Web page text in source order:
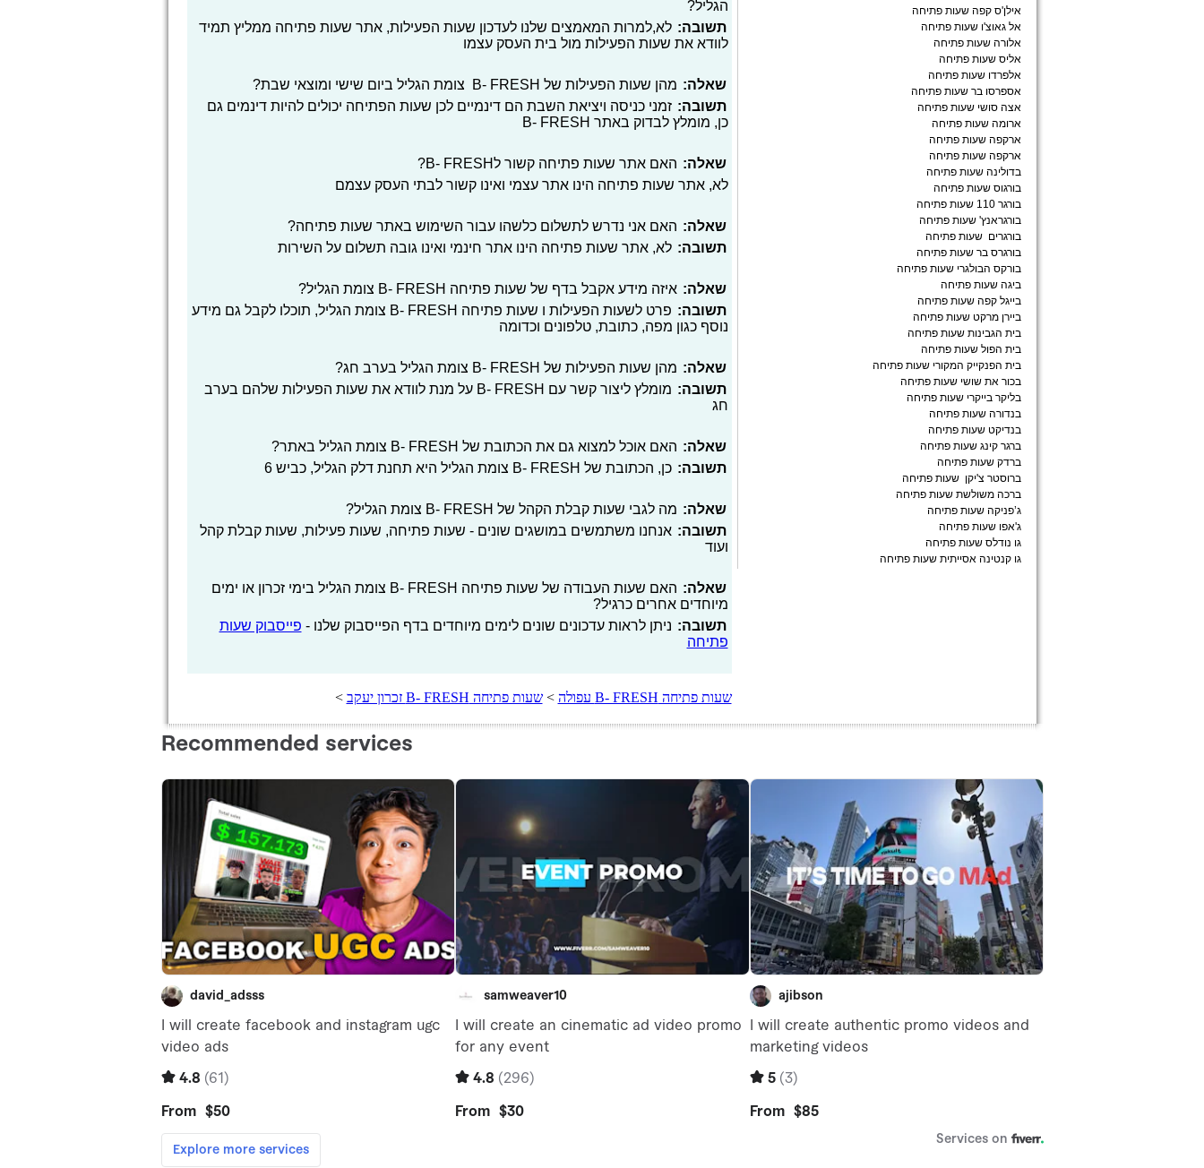
הגליל?
תשובה: לא,למרות המאמצים שלנו לעדכון שעות הפעילות, אתר שעות פתיחה ממליץ תמיד
לוודא את שעות הפעילות מול בית העסק עצמו
שאלה: מהן שעות הפעילות של B- FRESH צומת הגליל ביום שישי ומוצאי שבת?
תשובה: זמני כניסה ויציאת השבת הם דינמיים לכן שעות הפתיחה יכולים להיות דינמים גם
כן, מומלץ לבדוק באתר B- FRESH
שאלה: האם אתר שעות פתיחה קשור לB- FRESH?
לא, אתר שעות פתיחה הינו אתר עצמי ואינו קשור לבתי העסק עצמם
שאלה: האם אני נדרש לתשלום כלשהו עבור השימוש באתר שעות פתיחה?
תשובה: לא, אתר שעות פתיחה הינו אתר חינמי ואינו גובה תשלום על השירות
שאלה: איזה מידע אקבל בדף של שעות פתיחה B- FRESH צומת הגליל?
תשובה:
פרט לשעות הפעילות ו שעות פתיחה B- FRESH צומת הגליל, תוכלו לקבל גם מידע
נוסף כגון מפה, כתובת, טלפונים וכדומה
שאלה: מהן שעות הפעילות של B- FRESH צומת הגליל בערב חג?
תשובה:
מומלץ ליצור קשר עם B- FRESH על מנת לוודא את שעות הפעילות שלהם בערב
חג
שאלה: האם אוכל למצוא גם את הכתובת של B- FRESH צומת הגליל באתר?
תשובה: כן, הכתובת של B- FRESH צומת הגליל היא תחנת דלק הגליל, כביש 6
שאלה: מה לגבי שעות קבלת הקהל של B- FRESH צומת הגליל?
תשובה: אנחנו משתמשים במושגים שונים - שעות פתיחה, שעות פעילות, שעות קבלת קהל
ועוד
שאלה:
האם שעות העבודה של שעות פתיחה B- FRESH צומת הגליל בימי זכרון או ימים
מיוחדים אחרים כרגיל?
תשובה: ניתן לראות עדכונים שונים לימים מיוחדים בדף הפייסבוק שלנו - פייסבוק שעות
פתיחה
שעות פתיחה B- FRESH עפולה >שעות פתיחה B- FRESH זכרון יעקב >
אילן'ס קפה שעות פתיחה
אל גאוצ'ו שעות פתיחה
אלורה שעות פתיחה
אליס שעות פתיחה
אלפרדו שעות פתיחה
אספרסו בר שעות פתיחה
אצה סושי שעות פתיחה
ארומה שעות פתיחה
ארקפה שעות פתיחה
ארקפה שעות פתיחה
בדולינה שעות פתיחה
בורגוס שעות פתיחה
בורגר 110 שעות פתיחה
בורגראנץ' שעות פתיחה
בורגרים שעות פתיחה
בורגרס בר שעות פתיחה
בורקס הבולגרי שעות פתיחה
ביגה שעות פתיחה
בייגל קפה שעות פתיחה
ביירן מרקט שעות פתיחה
בית הגבינות שעות פתיחה
בית הפול שעות פתיחה
בית הפנקייק המקורי שעות פתיחה
בכור את שושי שעות פתיחה
בליקר בייקרי שעות פתיחה
בנדורה שעות פתיחה
בנדיקט שעות פתיחה
ברגר קינג שעות פתיחה
ברדק שעות פתיחה
ברוסטר צ'יקן שעות פתיחה
ברכה משולשת שעות פתיחה
ג’פניקה שעות פתיחה
ג'אפו שעות פתיחה
גו נודלס שעות פתיחה
גו קנטינה אסייתית שעות פתיחה